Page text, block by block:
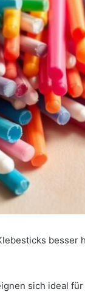
besser
sich ideal